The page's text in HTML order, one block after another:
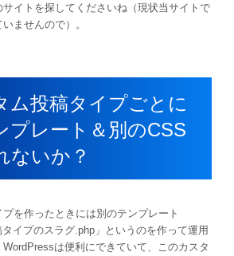
サイトを探してくださいね（現状当サイトで
ませんので）。
ム投稿タイプごとに
プレート＆別のCSS
ないか？
を作ったときには別のテンプレート
タイプのスラグ.php」というのを作って運用
は便利にできていて、このカスタ